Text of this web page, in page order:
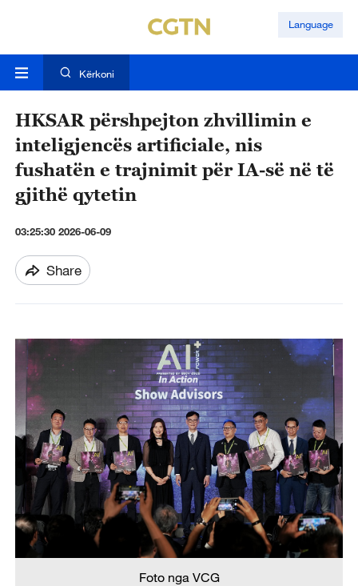
Language
Kërkoni
HKSAR përshpejton zhvillimin e
inteligjencës artificiale, nis
fushatën e trajnimit për IA-së në të
gjithë qytetin
03:25:30 2026-06-09
Share
Foto nga VCG